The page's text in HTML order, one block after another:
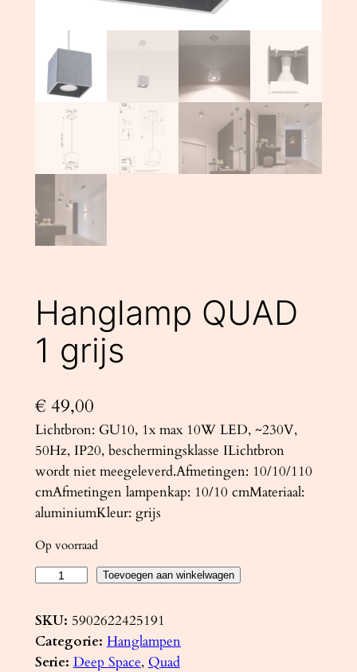
Hanglamp QUAD
1 grijs
€ 49,00
Lichtbron: GU10, 1x max 10W LED, ~230V,
50Hz, IP20, beschermingsklasse ILichtbron
wordt niet meegeleverd.Afmetingen: 10/10/110
cmAfmetingen lampenkap: 10/10 cmMateriaal:
aluminiumKleur: grijs
Op voorraad
n
g
l
Toevoegen aan winkelwagen
SKU: 5902622425191
Categorie: Hanglampen
Serie: Deep Space, Quad